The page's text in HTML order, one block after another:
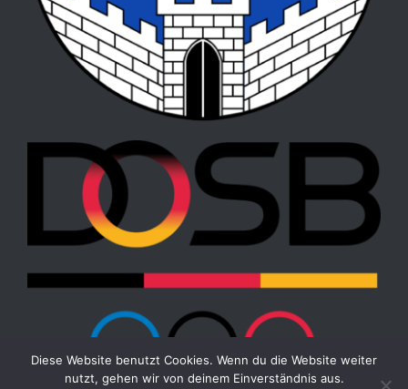
Diese Website benutzt Cookies. Wenn du die Website weiter
nutzt, gehen wir von deinem Einverständnis aus.